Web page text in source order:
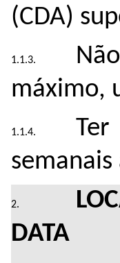
(CDA)
máximo,
semanais